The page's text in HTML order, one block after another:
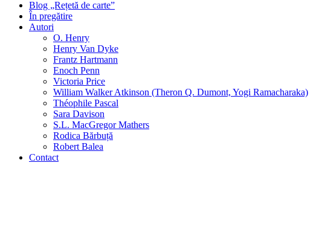
Blog „Rețetă de carte”
În pregătire
Autori
O. Henry
Henry Van Dyke
Frantz Hartmann
Enoch Penn
Victoria Price
William Walker Atkinson (Theron Q. Dumont, Yogi Ramacharaka)
Théophile Pascal
Sara Davison
S.L. MacGregor Mathers
Rodica Bărbuță
Robert Balea
Contact